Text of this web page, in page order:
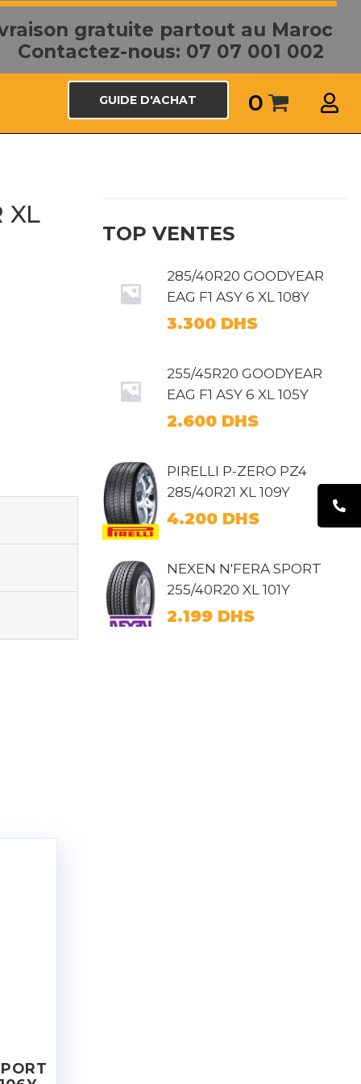
gratuite partout au Maroc
Contactez-nous: 07 07 001 002
GUIDE D'ACHAT 0
XL
TOP VENTES
285/40R20 GOODYEAR
EAG F1 ASY 6 XL 108Y
3.300 DHS
255/45R20 GOODYEAR
EAG F1 ASY 6 XL 105Y
2.600 DHS
PIRELLI P-ZERO PZ4
285/40R21 XL 109Y
4.200 DHS
NEXEN N'FERA SPORT
255/40R20 XL 101Y
2.199 DHS